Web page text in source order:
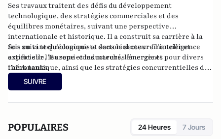
Ses travaux traitent des défis du développement
technologique, des stratégies commerciales et des
équilibres monétaires, suivant une perspective
internationale et historique. Il a construit sa carrière à la
fois en tant qu’économiste dans le secteur financier et
expert sur l’Europe et les marchés émergents pour divers
think tanks.
Son suivi technologique et sectoriel couvre l’intelligence
artificielle, les semi-conducteurs, l’énergie et
l’aéronautique, ainsi que les stratégies concurrentielles des
grandes puissances dans ces domaines. Ingénieur de l’ISAE-
Supaéro, il est également titulaire d’un master de l’École
SUIVRE
POPULAIRES 24 Heures 7 Jours